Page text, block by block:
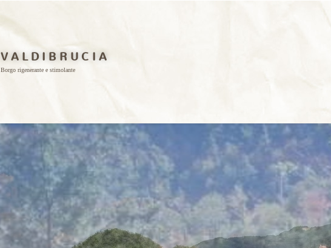
V A L D I B R U C I A
Borgo rigenerante e stimolante